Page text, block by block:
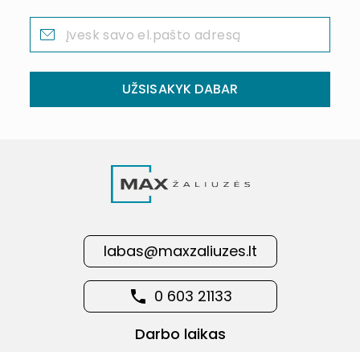
UŽSISAKYK DABAR
labas@maxzaliuzes.lt
0 603 21133
Darbo laikas